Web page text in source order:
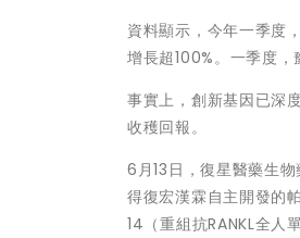
資料顯示，今年一季度
增長超100%。一季度，
事實上，創新基因已深
收穫回報。
6月13日，復星醫藥生
得復宏漢霖自主開發的
14（重組抗RANKL全人